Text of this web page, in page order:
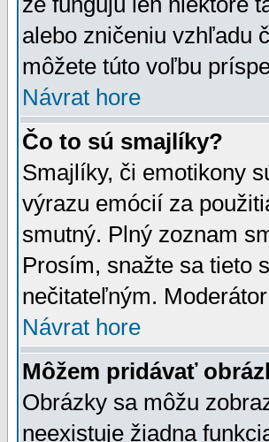
alebo zničeniu vzhľadu
môžete túto voľbu
Návrat hore
Čo to sú smajlíky?
Smajlíky, či emotikony
výrazu emócií za
smutný. Plný zoznam
Prosím, snažte sa tieto
nečitateľným.
Návrat hore
Môžem pridávať
Obrázky sa môžu
neexistuje žiadna